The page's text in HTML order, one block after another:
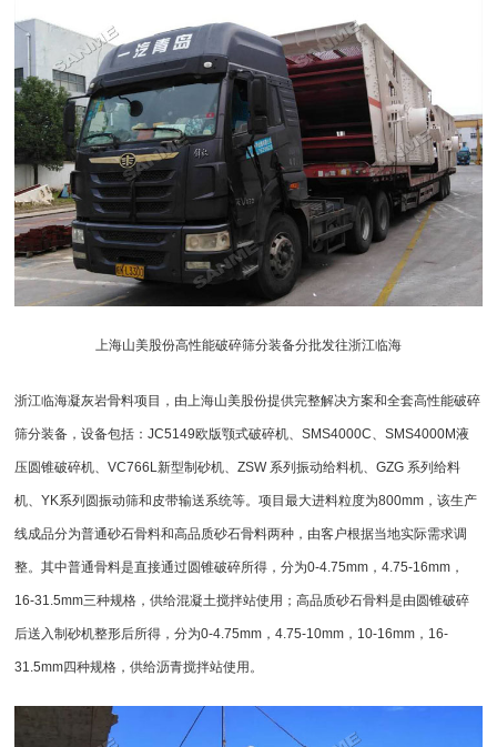
上海山美股份高性能破碎筛分装备分批发往浙江临海
浙江临海凝灰岩骨料项目，由上海山美股份提供完整解决方案和全套高性能破碎
筛分装备，设备包括：JC5149欧版颚式破碎机、SMS4000C、SMS4000M液
压圆锥破碎机、VC766L新型制砂机、ZSW 系列振动给料机、GZG 系列给料
机、YK系列 圆振动筛和皮带输送系统等。项目最大进料粒度为800mm，该生产
线成品分为普通砂石骨料和高品质砂石骨料两种，由客户根据当地实际需求调
整。其中普通骨料是直接通过圆锥破碎所得，分为0-4.75mm，4.75-16mm，
16-31.5mm三种规格，供给混凝土搅拌站使用；高品质砂石骨料是由 圆锥破碎
后送入制砂机整形后所得，分为0-4.75mm，4.75-10mm，10-16mm，16-
31.5mm四种规格，供给沥青搅拌站使用。